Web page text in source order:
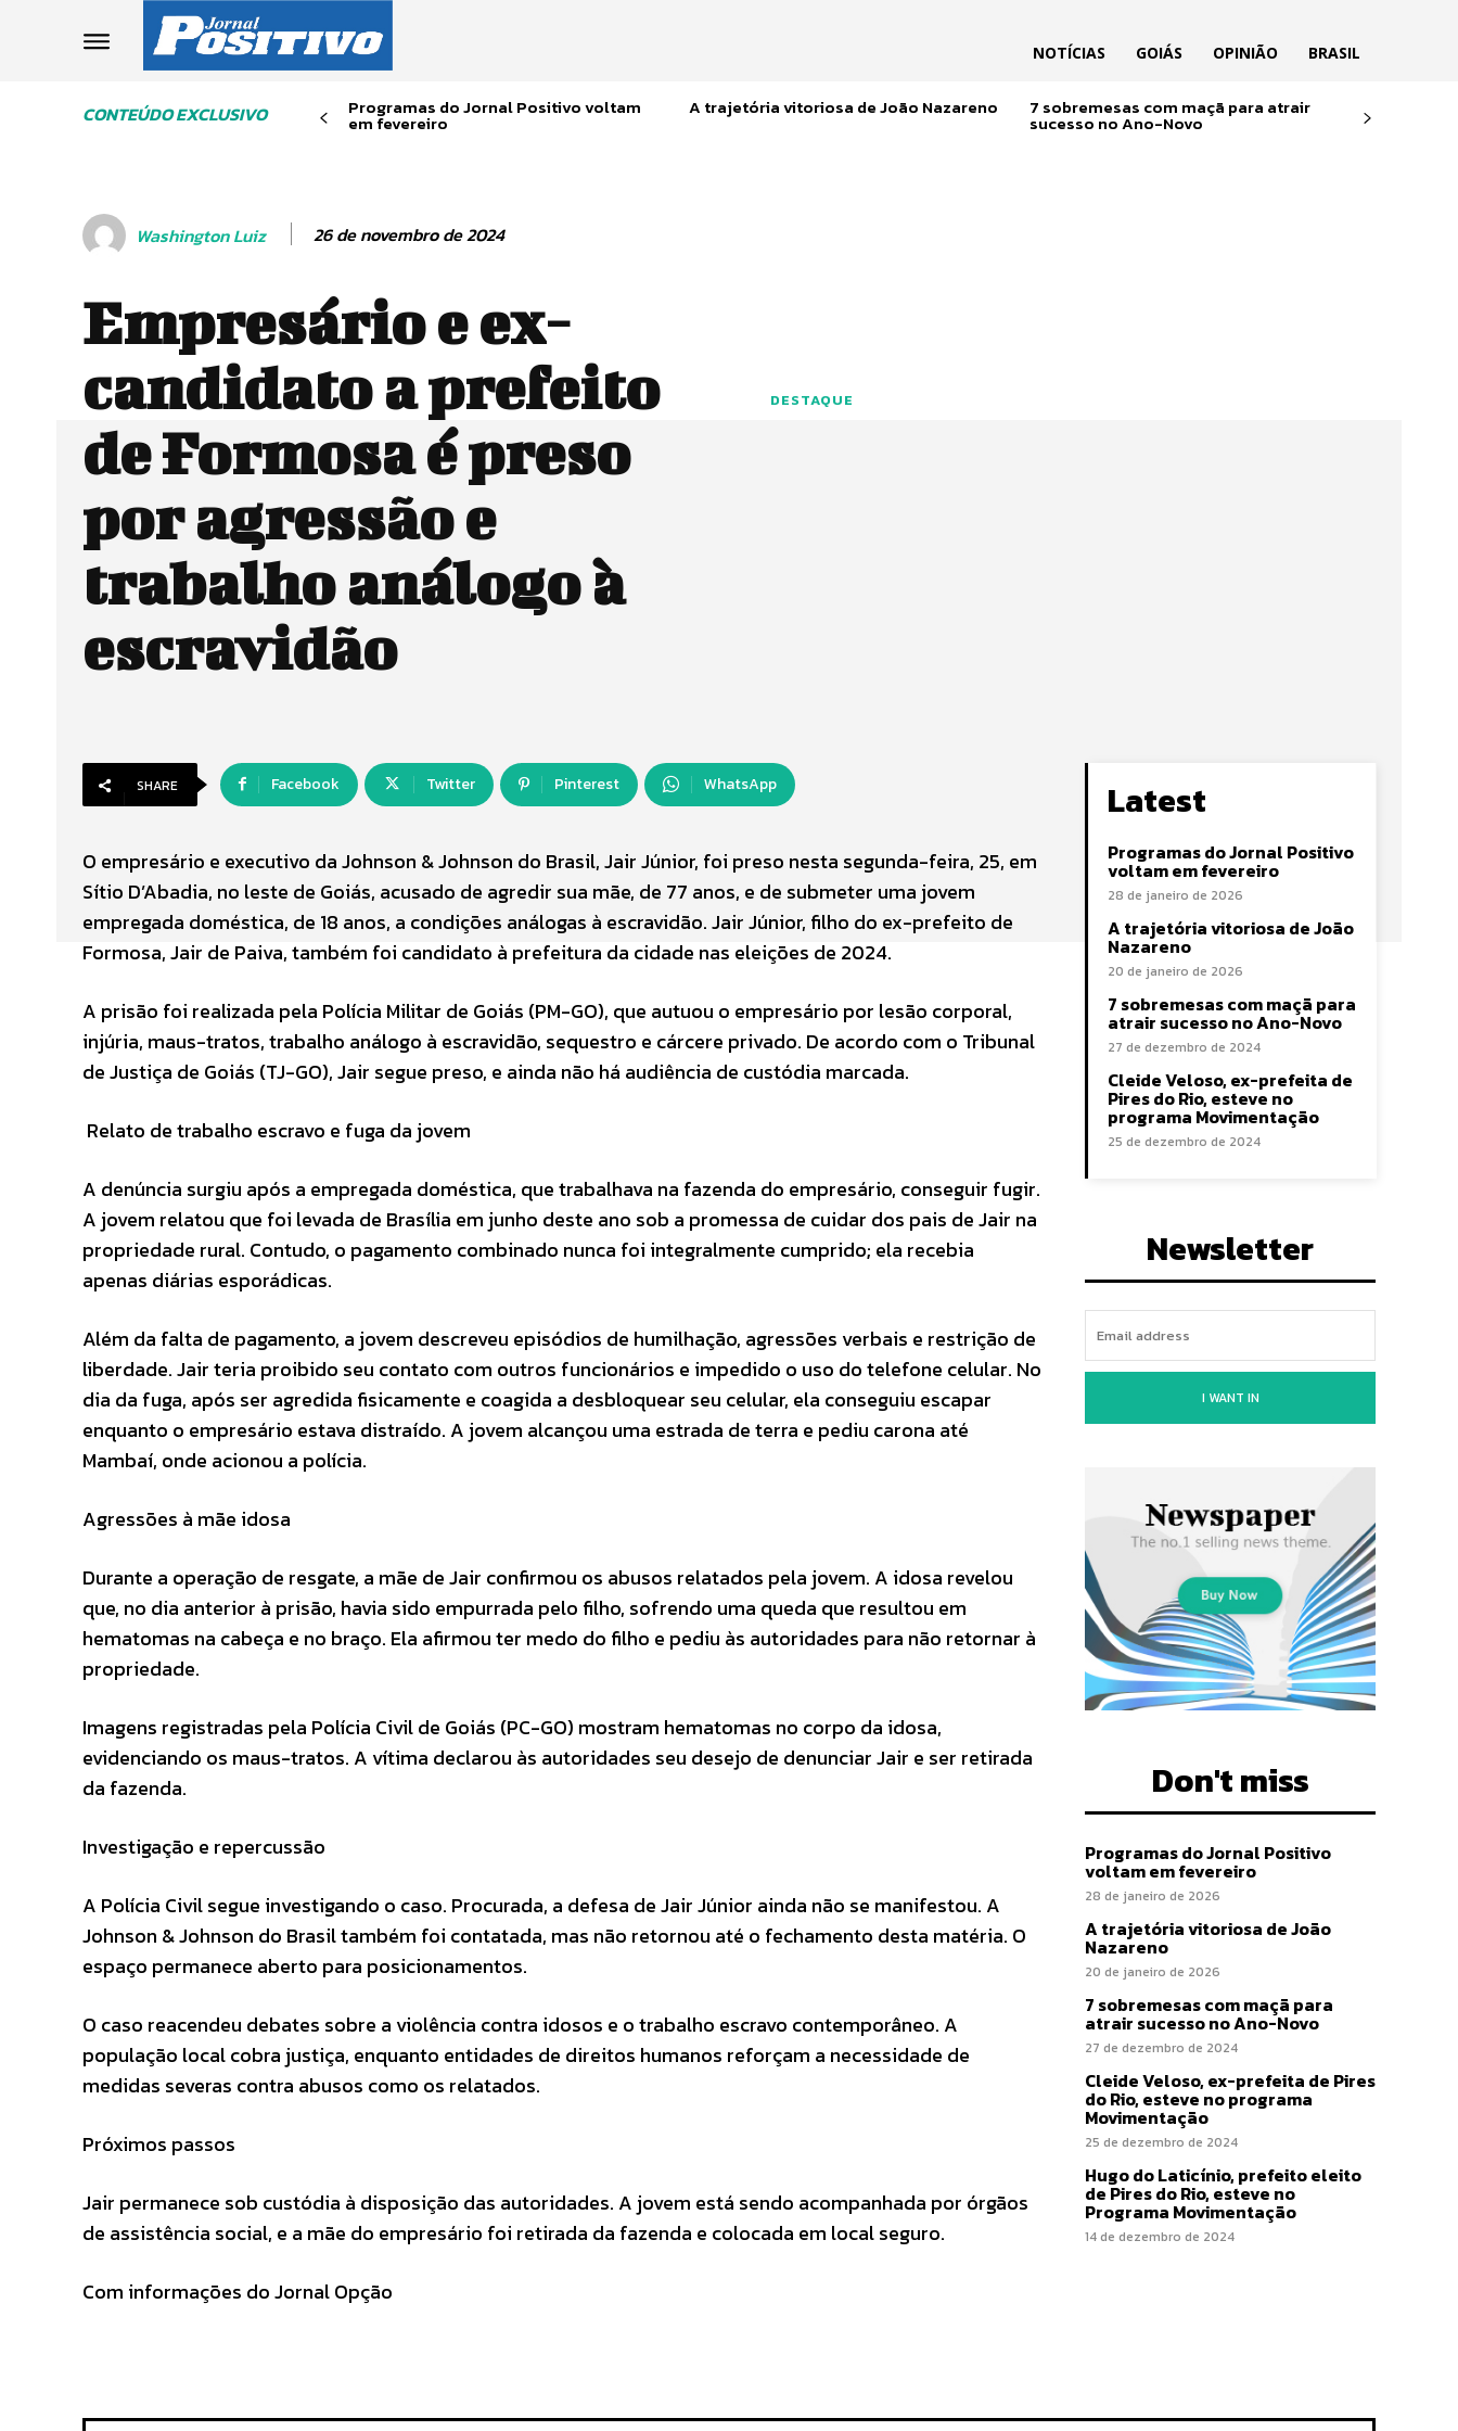
NOTÍCIAS GOIÁS OPINIÃO BRASIL
CONTEÚDO EXCLUSIVO Programas do Jornal Positivo voltam
em fevereiro
A trajetória vitoriosa de João Nazareno 7 sobremesas com maçã para atrair
sucesso no Ano-Novo
Washington Luiz 26 de novembro de 2024
Empresário e ex-
candidato a prefeito
de Formosa é preso
por agressão e
trabalho análogo à
escravidão
DESTAQUE
SHARE Facebook Twitter Pinterest WhatsApp
O empresário e executivo da Johnson & Johnson do Brasil, Jair Júnior, foi preso nesta segunda-feira, 25, em
Sítio D’Abadia, no leste de Goiás, acusado de agredir sua mãe, de 77 anos, e de submeter uma jovem
empregada doméstica, de 18 anos, a condições análogas à escravidão. Jair Júnior, filho do ex-prefeito de
Formosa, Jair de Paiva, também foi candidato à prefeitura da cidade nas eleições de 2024.
A prisão foi realizada pela Polícia Militar de Goiás (PM-GO), que autuou o empresário por lesão corporal,
injúria, maus-tratos, trabalho análogo à escravidão, sequestro e cárcere privado. De acordo com o Tribunal
de Justiça de Goiás (TJ-GO), Jair segue preso, e ainda não há audiência de custódia marcada.
Relato de trabalho escravo e fuga da jovem
A denúncia surgiu após a empregada doméstica, que trabalhava na fazenda do empresário, conseguir fugir.
A jovem relatou que foi levada de Brasília em junho deste ano sob a promessa de cuidar dos pais de Jair na
propriedade rural. Contudo, o pagamento combinado nunca foi integralmente cumprido; ela recebia
apenas diárias esporádicas.
Além da falta de pagamento, a jovem descreveu episódios de humilhação, agressões verbais e restrição de
liberdade. Jair teria proibido seu contato com outros funcionários e impedido o uso do telefone celular. No
dia da fuga, após ser agredida fisicamente e coagida a desbloquear seu celular, ela conseguiu escapar
enquanto o empresário estava distraído. A jovem alcançou uma estrada de terra e pediu carona até
Mambaí, onde acionou a polícia.
Agressões à mãe idosa
Durante a operação de resgate, a mãe de Jair confirmou os abusos relatados pela jovem. A idosa revelou
que, no dia anterior à prisão, havia sido empurrada pelo filho, sofrendo uma queda que resultou em
hematomas na cabeça e no braço. Ela afirmou ter medo do filho e pediu às autoridades para não retornar à
propriedade.
Imagens registradas pela Polícia Civil de Goiás (PC-GO) mostram hematomas no corpo da idosa,
evidenciando os maus-tratos. A vítima declarou às autoridades seu desejo de denunciar Jair e ser retirada
da fazenda.
Investigação e repercussão
A Polícia Civil segue investigando o caso. Procurada, a defesa de Jair Júnior ainda não se manifestou. A
Johnson & Johnson do Brasil também foi contatada, mas não retornou até o fechamento desta matéria. O
espaço permanece aberto para posicionamentos.
O caso reacendeu debates sobre a violência contra idosos e o trabalho escravo contemporâneo. A
população local cobra justiça, enquanto entidades de direitos humanos reforçam a necessidade de
medidas severas contra abusos como os relatados.
Próximos passos
Jair permanece sob custódia à disposição das autoridades. A jovem está sendo acompanhada por órgãos
de assistência social, e a mãe do empresário foi retirada da fazenda e colocada em local seguro.
Com informações do Jornal Opção
Latest
Programas do Jornal Positivo
voltam em fevereiro
28 de janeiro de 2026
A trajetória vitoriosa de João
Nazareno
20 de janeiro de 2026
7 sobremesas com maçã para
atrair sucesso no Ano-Novo
27 de dezembro de 2024
Cleide Veloso, ex-prefeita de
Pires do Rio, esteve no
programa Movimentação
25 de dezembro de 2024
Newsletter
I WANT IN
Don't miss
Programas do Jornal Positivo
voltam em fevereiro
28 de janeiro de 2026
A trajetória vitoriosa de João
Nazareno
20 de janeiro de 2026
7 sobremesas com maçã para
atrair sucesso no Ano-Novo
27 de dezembro de 2024
Cleide Veloso, ex-prefeita de Pires
do Rio, esteve no programa
Movimentação
25 de dezembro de 2024
Hugo do Laticínio, prefeito eleito
de Pires do Rio, esteve no
Programa Movimentação
14 de dezembro de 2024